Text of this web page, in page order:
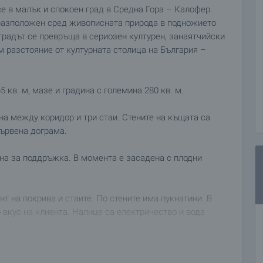
малък и спокоен град в Средна Гора – Калофер.
сред живописната природа в подножието
се превръща в сериозен културен, занаятчийски
от културната столица на България –
м, мазе и градина с големина 280 кв. м.
между коридор и три стаи. Стените на къщата са
дограма.
за поддръжка. В момента е засадена с плодни
покрива и стаите. По стените има пукнатини. В
на клиента. Налице са електричество и вода